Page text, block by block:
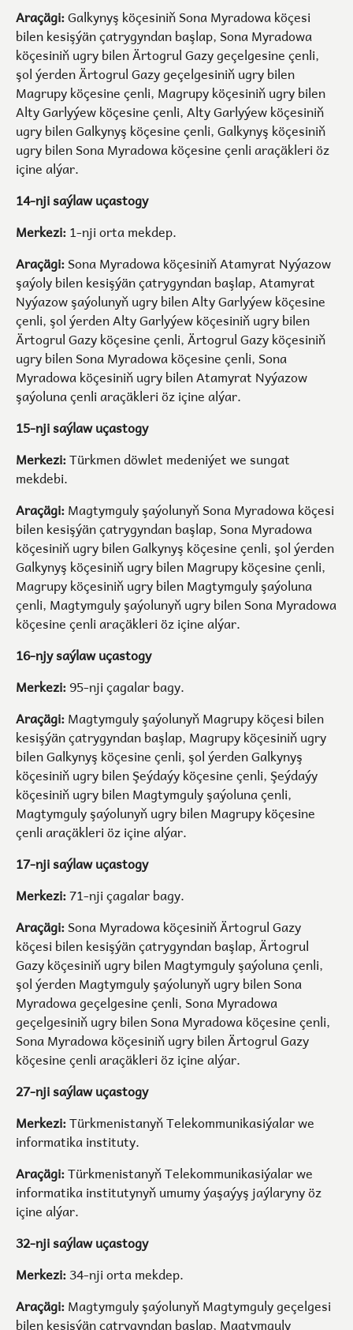
Araçägi:Galkynyş köçesiniň Sona Myradowa köçesi
bilen kesişýän çatrygyndan başlap, Sona Myradowa
köçesiniň ugry bilen Ärtogrul Gazy geçelgesine çenli,
şol ýerden Ärtogrul Gazy geçelgesiniň ugry bilen
Magrupy köçesine çenli, Magrupy köçesiniň ugry bilen
Alty Garlyýew köçesine çenli, Alty Garlyýew köçesiniň
ugry bilen Galkynyş köçesine çenli, Galkynyş köçesiniň
ugry bilen Sona Myradowa köçesine çenli araçäkleri öz
içine alýar.
14-nji saýlaw uçastogy
Merkezi:1-nji orta mekdep.
Araçägi:Sona Myradowa köçesiniň Atamyrat Nyýazow
şaýoly bilen kesişýän çatrygyndan başlap, Atamyrat
Nyýazow şaýolunyň ugry bilen Alty Garlyýew köçesine
çenli, şol ýerden Alty Garlyýew köçesiniň ugry bilen
Ärtogrul Gazy köçesine çenli, Ärtogrul Gazy köçesiniň
ugry bilen Sona Myradowa köçesine çenli, Sona
Myradowa köçesiniň ugry bilen Atamyrat Nyýazow
şaýoluna çenli araçäkleri öz içine alýar.
15-nji saýlaw uçastogy
Merkezi:Türkmen döwlet medeniýet we sungat
mekdebi.
Araçägi:Magtymguly şaýolunyň Sona Myradowa köçesi
bilen kesişýän çatrygyndan başlap, Sona Myradowa
köçesiniň ugry bilen Galkynyş köçesine çenli, şol ýerden
Galkynyş köçesiniň ugry bilen Magrupy köçesine çenli,
Magrupy köçesiniň ugry bilen Magtymguly şaýoluna
çenli, Magtymguly şaýolunyň ugry bilen Sona Myradowa
köçesine çenli araçäkleri öz içine alýar.
16-njy saýlaw uçastogy
Merkezi:95-nji çagalar bagy.
Araçägi:Magtymguly şaýolunyň Magrupy köçesi bilen
kesişýän çatrygyndan başlap, Magrupy köçesiniň ugry
bilen Galkynyş köçesine çenli, şol ýerden Galkynyş
köçesiniň ugry bilen Şeýdaýy köçesine çenli, Şeýdaýy
köçesiniň ugry bilen Magtymguly şaýoluna çenli,
Magtymguly şaýolunyň ugry bilen Magrupy köçesine
çenli araçäkleri öz içine alýar.
17-nji saýlaw uçastogy
Merkezi:71-nji çagalar bagy.
Araçägi:Sona Myradowa köçesiniň Ärtogrul Gazy
köçesi bilen kesişýän çatrygyndan başlap, Ärtogrul
Gazy köçesiniň ugry bilen Magtymguly şaýoluna çenli,
şol ýerden Magtymguly şaýolunyň ugry bilen Sona
Myradowa geçelgesine çenli, Sona Myradowa
geçelgesiniň ugry bilen Sona Myradowa köçesine çenli,
Sona Myradowa köçesiniň ugry bilen Ärtogrul Gazy
köçesine çenli araçäkleri öz içine alýar.
27-nji saýlaw uçastogy
Merkezi:Türkmenistanyň Telekommunikasiýalar we
informatika instituty.
Araçägi:Türkmenistanyň Telekommunikasiýalar we
informatika institutynyň umumy ýaşaýyş jaýlaryny öz
içine alýar.
32-nji saýlaw uçastogy
Merkezi:34-nji orta mekdep.
Araçägi:Magtymguly şaýolunyň Magtymguly geçelgesi
bilen kesişýän çatrygyndan başlap, Magtymguly